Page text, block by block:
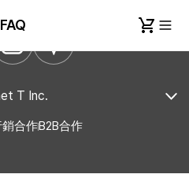
FAQ
T Inc.
銷合作B2B合作